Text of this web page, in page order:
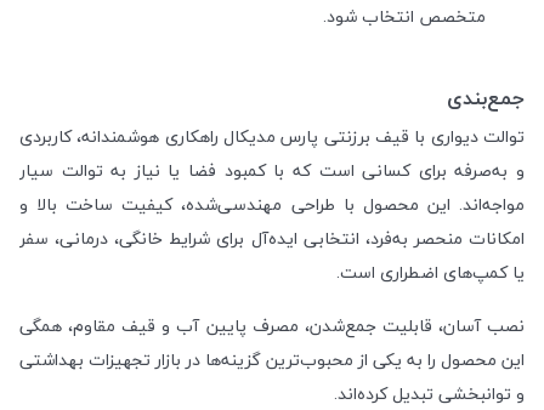
متخصص انتخاب شود.
جمع‌بندی
توالت دیواری با قیف برزنتی پارس مدیکال راهکاری هوشمندانه، کاربردی
و به‌صرفه برای کسانی است که با کمبود فضا یا نیاز به توالت سیار
مواجه‌اند. این محصول با طراحی مهندسی‌شده، کیفیت ساخت بالا و
امکانات منحصر به‌فرد، انتخابی ایده‌آل برای شرایط خانگی، درمانی، سفر
یا کمپ‌های اضطراری است.
نصب آسان، قابلیت جمع‌شدن، مصرف پایین آب و قیف مقاوم، همگی
این محصول را به یکی از محبوب‌ترین گزینه‌ها در بازار تجهیزات بهداشتی
و توانبخشی تبدیل کرده‌اند.